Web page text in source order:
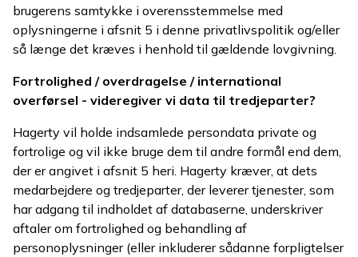
brugerens samtykke i overensstemmelse med
oplysningerne i afsnit 5 i denne privatlivspolitik og/eller
så længe det kræves i henhold til gældende lovgivning.
Fortrolighed / overdragelse / international
overførsel - videregiver vi data til tredjeparter?
Hagerty vil holde indsamlede persondata private og
fortrolige og vil ikke bruge dem til andre formål end dem,
der er angivet i afsnit 5 heri. Hagerty kræver, at dets
medarbejdere og tredjeparter, der leverer tjenester, som
har adgang til indholdet af databaserne, underskriver
aftaler om fortrolighed og behandling af
personoplysninger (eller inkluderer sådanne forpligtelser